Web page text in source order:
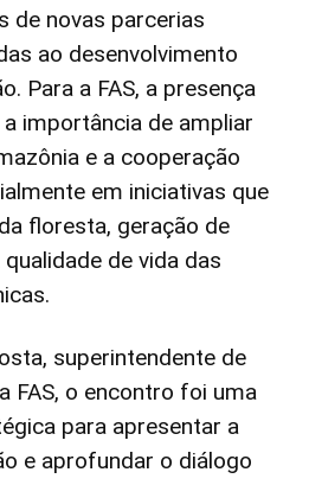
de novas parcerias
ao desenvolvimento
Para a FAS, a presença
importância de ampliar
e a cooperação
em iniciativas que
floresta, geração de
de vida das
superintendente de
FAS, o encontro foi uma
para apresentar a
e aprofundar o diálogo